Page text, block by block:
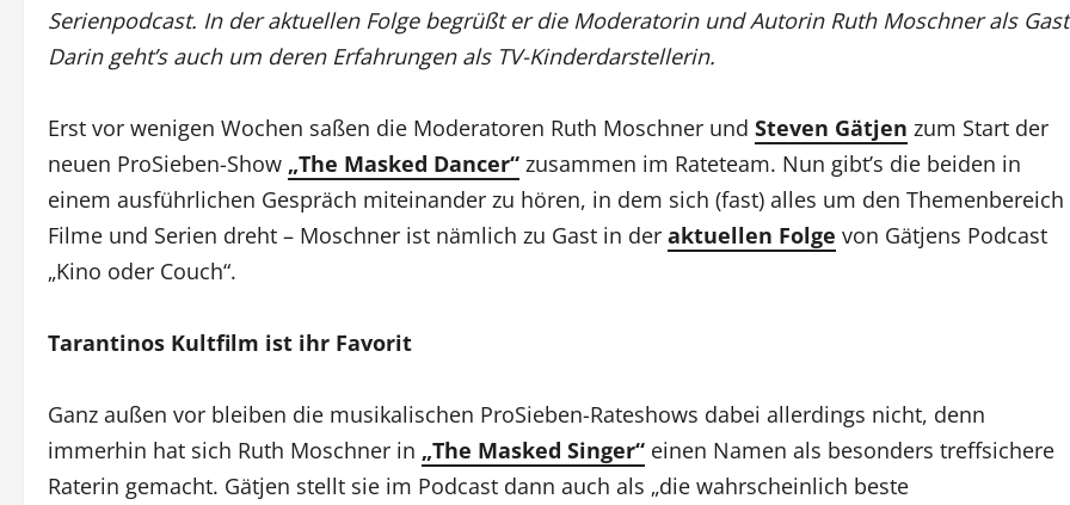
Serienpodcast. In der aktuellen Folge begrüßt er die Moderatorin und Autorin Ruth Moschner als
Darin geht’s auch um deren Erfahrungen als TV-Kinderdarstellerin.
Erst vor wenigen Wochen saßen die Moderatoren Ruth Moschner und Steven Gätjen zum Start der
neuen ProSieben-Show „The Masked Dancer“ zusammen im Rateteam. Nun gibt’s die beiden in
einem ausführlichen Gespräch miteinander zu hören, in dem sich (fast) alles um den Themenbereich
Filme und Serien dreht – Moschner ist nämlich zu Gast in der aktuellen Folge von Gätjens Podcast
„Kino oder Couch“.
Tarantinos Kultfilm ist ihr Favorit
Ganz außen vor bleiben die musikalischen ProSieben-Rateshows dabei allerdings nicht, denn
immerhin hat sich Ruth Moschner in „The Masked Singer“ einen Namen als besonders treffsichere
Raterin gemacht. Gätjen stellt sie im Podcast dann auch als „die wahrscheinlich beste